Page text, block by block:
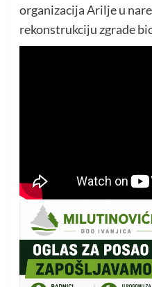
organizacija Arilje u
rekonstrukciju zgrade